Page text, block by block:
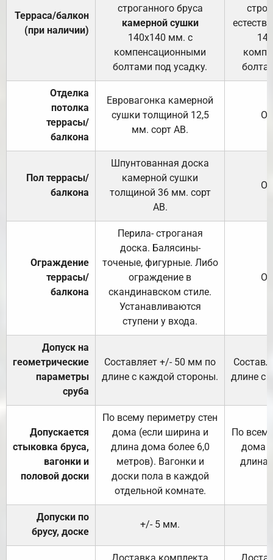
Терраса/балкон
(при наличии)
строганного бруса
камерной сушки
140х140 мм. с
компенсационными
болтами под усадку.
Отделка
потолка
террасы/
балкона
Евровагонка камерной
сушки толщиной 12,5
мм. сорт АВ.
Пол террасы/
балкона
Шпунтованная доска
камерной сушки
толщиной 36 мм. сорт
АВ.
Ограждение
террасы/
балкона
Перила- строганая
доска. Балясины-
точеные, фигурные. Либо
ограждение в
скандинавском стиле.
Устанавливаются
ступени у входа.
Допуск на
геометрические
параметры
сруба
Составляет +/- 50 мм по
длине с каждой стороны.
длине с
Допускается
стыковка бруса,
вагонки и
половой доски
По всему периметру стен
дома (если ширина и
длина дома более 6,0
метров). Вагонки и
доски пола в каждой
отдельной комнате.
По
дома
длина
Допуски по
брусу, доске
+/- 5 мм.
Доставка комплекта